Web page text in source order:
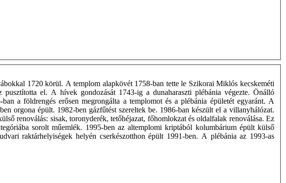
1720 körül. A templom alapkövét 1758-ban tette le Szikorai Miklós kecskeméti
el. A hívek gondozását 1743-ig a dunaharaszti plébánia végezte. Önálló
a földrengés erősen megrongálta a templomot és a plébánia épületét egyaránt. A
orgona épült. 1982-ben gázfűtést szereltek be. 1986-ban készült el a villanyhálózat.
renoválás: sisak, toronyderék, tetőhéjazat, főhomlokzat és oldalfalak renoválása. Ez
sorolt műemlék. 1995-ben az altemplomi kriptából kolumbárium épült külső
raktárhelyiségek helyén cserkészotthon épült 1991-ben. A plébánia az 1993-as